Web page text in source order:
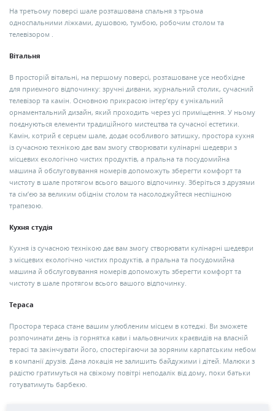
На третьому поверсі шале розташована спальня з трьома
односпальними ліжками, душовою, тумбою, робочим столом та
телевізором .
Вітальня
В просторій вітальні, на першому поверсі, розташоване усе необхідне
для приємного відпочинку: зручні дивани, журнальний столик, сучасний
телевізор та камін. Основною прикрасою інтер’єру є унікальний
орнаментальний дизайн, який проходить через усі приміщення. У ньому
поєднуються елементи традиційного мистецтва та сучасної естетики.
Камін, котрий є серцем шале, додає особливого затишку, простора кухня
із сучасною технікою дає вам змогу створювати кулінарні шедеври з
місцевих екологічно чистих продуктів, а пральна та посудомийна
машина й обслуговування номерів допоможуть зберегти комфорт та
чистоту в шале протягом всього вашого відпочинку. Зберіться з друзями
та сім’єю за великим обіднім столом та насолоджуйтеся неспішною
трапезою.
Кухня студія
Кухня із сучасною технікою дає вам змогу створювати кулінарні шедеври
з місцевих екологічно чистих продуктів, а пральна та посудомийна
машина й обслуговування номерів допоможуть зберегти комфорт та
чистоту в шале протягом всього вашого відпочинку.
Тераса
Простора тераса стане вашим улюбленим місцем в котеджі. Ви зможете
розпочинати день із горнятка кави і мальовничих краєвидів на власній
терасі та закінчувати його, спостерігаючи за зоряним карпатським небом
в компанії друзів. Дана локація не залишить байдужими і дітей. Малюки з
радістю гратимуться на свіжому повітрі неподалік від дому, поки батьки
готуватимуть барбекю.